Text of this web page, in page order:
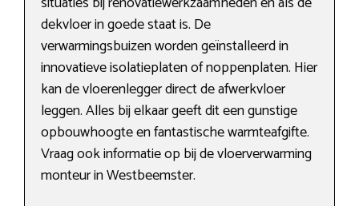
dekvloer in goede staat is. De
verwarmingsbuizen worden geïnstalleerd in
innovatieve isolatieplaten of noppenplaten. Hier
kan de vloerenlegger direct de afwerkvloer
leggen. Alles bij elkaar geeft dit een gunstige
opbouwhoogte en fantastische warmteafgifte.
Vraag ook informatie op bij de vloerverwarming
monteur in Westbeemster.